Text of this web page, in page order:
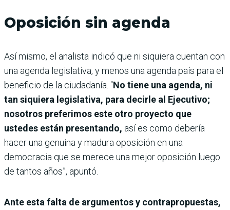
Oposición sin agenda
Así mismo, el analista indicó que ni siquiera cuentan con
una agenda legislativa, y menos una agenda país para el
beneficio de la ciudadanía. “No tiene una agenda, ni
tan siquiera legislativa, para decirle al Ejecutivo;
nosotros preferimos este otro proyecto que
ustedes están presentando, así es como debería
hacer una genuina y madura oposición en una
democracia que se merece una mejor oposición luego
de tantos años”, apuntó.
Ante esta falta de argumentos y contrapropuestas,